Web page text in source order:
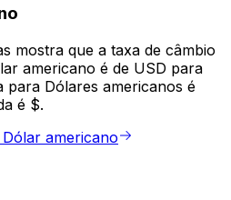
mostra que a taxa de câmbio
americano é de USD para
para Dólares americanos é
é $.
americano